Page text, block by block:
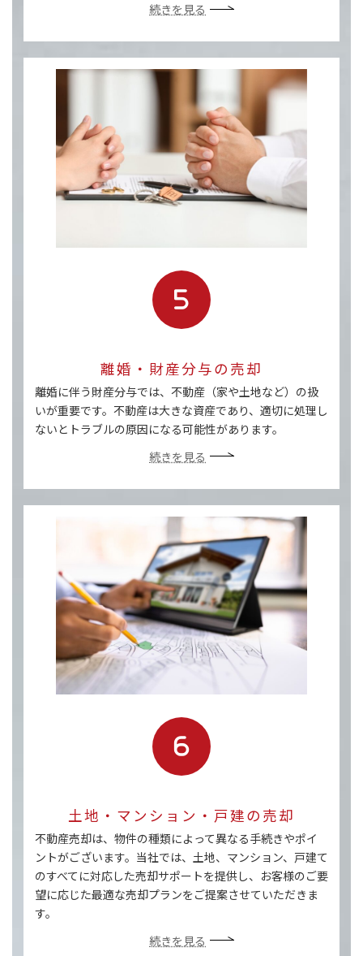
続きを見る
離婚・財産分与の売却
離婚に伴う財産分与では、不動産（家や土地など）の扱
いが重要です。不動産は大きな資産であり、適切に処理し
ないとトラブルの原因になる可能性があります。
続きを見る
土地・マンション・戸建の売却
不動産売却は、物件の種類によって異なる手続きやポイ
ントがございます。当社では、土地、マンション、戸建て
のすべてに対応した売却サポートを提供し、お客様のご要
望に応じた最適な売却プランをご提案させていただきま
す。
続きを見る